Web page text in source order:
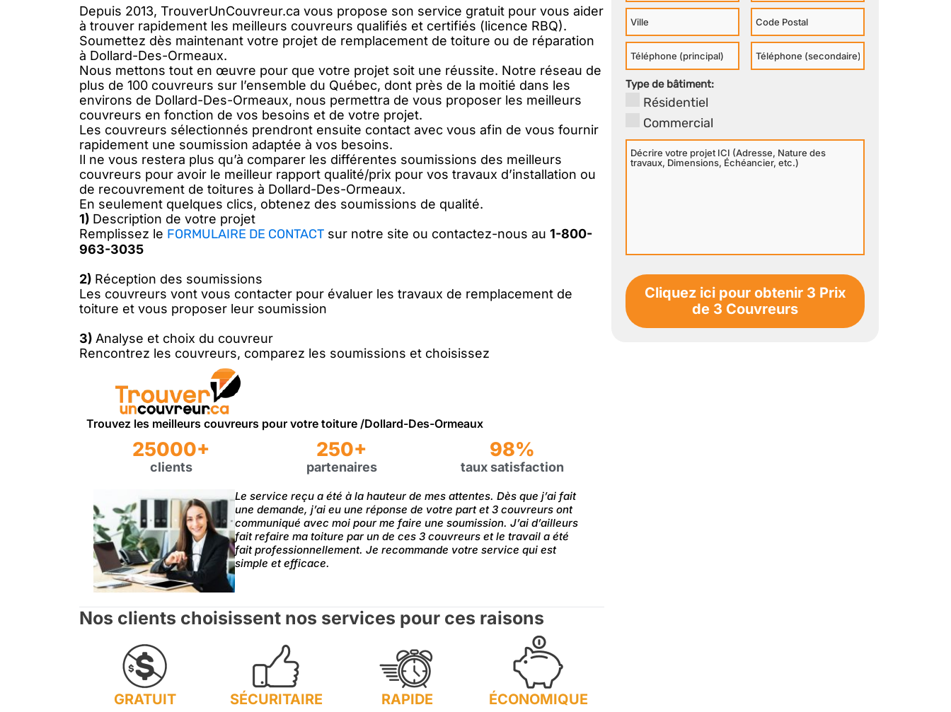
Depuis 2013, TrouverUnCouvreur.ca vous propose son service gratuit pour vous aider
à trouver rapidement les meilleurs couvreurs qualifiés et certifiés (licence RBQ).
Soumettez dès maintenant votre projet de remplacement de toiture ou de réparation
à Dollard-Des-Ormeaux.
Nous mettons tout en œuvre pour que votre projet soit une réussite. Notre réseau de
plus de 100 couvreurs sur l’ensemble du Québec, dont près de la moitié dans les
environs de Dollard-Des-Ormeaux, nous permettra de vous proposer les meilleurs
couvreurs en fonction de vos besoins et de votre projet.
Les couvreurs sélectionnés prendront ensuite contact avec vous afin de vous fournir
rapidement une soumission adaptée à vos besoins.
Il ne vous restera plus qu’à comparer les différentes soumissions des meilleurs
couvreurs pour avoir le meilleur rapport qualité/prix pour vos travaux d’installation ou
de recouvrement de toitures à Dollard-Des-Ormeaux.
En seulement quelques clics, obtenez des soumissions de qualité.
1) Description de votre projet
Remplissez le FORMULAIRE DE CONTACT sur notre site ou contactez-nous au 1-800-
963-3035
2) Réception des soumissions
Les couvreurs vont vous contacter pour évaluer les travaux de remplacement de
toiture et vous proposer leur soumission
3) Analyse et choix du couvreur
Rencontrez les couvreurs, comparez les soumissions et choisissez
Trouvez les meilleurs couvreurs pour votre toiture /Dollard-Des-Ormeaux
25000+
clients
250+
partenaires
98%
taux satisfaction
Le service reçu a été à la hauteur de mes attentes. Dès que j’ai fait
une demande, j’ai eu une réponse de votre part et 3 couvreurs ont
communiqué avec moi pour me faire une soumission. J’ai d’ailleurs
fait refaire ma toiture par un de ces 3 couvreurs et le travail a été
fait professionnellement. Je recommande votre service qui est
simple et efficace.
Nos clients choisissent nos services pour ces raisons
GRATUIT SÉCURITAIRE RAPIDE ÉCONOMIQUE
Ville
Code
Postal
Téléphone
Principal
Téléphone
Secondaire
Type de bâtiment:
Résidentiel
Commercial
Décrire
votre